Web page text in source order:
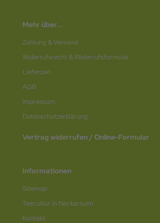
Mehr über...
Zahlung & Versand
Widerrufsrecht & Widerrufsformular
Lieferzeit
AGB
Impressum
Datenschutz­erklärung
Vertrag widerrufen / Online-Formular
Informationen
Sitemap
Teecultur in Neckarsulm
Kontakt